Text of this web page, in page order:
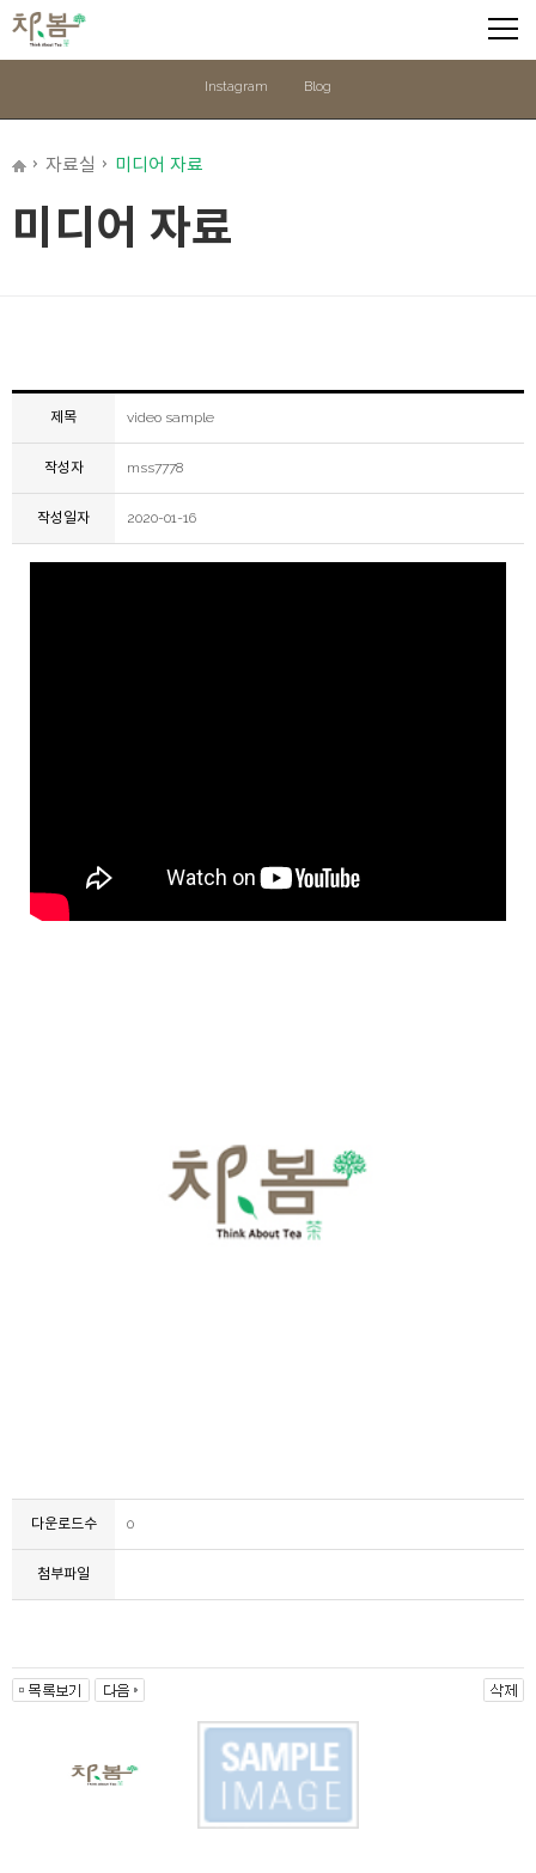
Instagram Blog
자료실 미디어 자료
미디어 자료
제목 video sample
작성자 mss7778
작성일자 2020-01-16
다운로드수 0
첨부파일